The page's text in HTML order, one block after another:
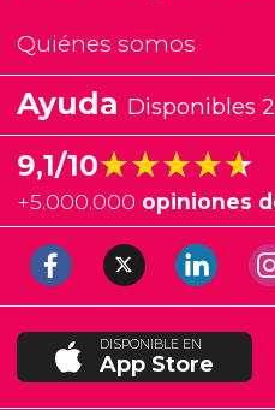
Quiénes somos
Ayuda Disponibles
9,1/10★★★★★
★★★★★
+5.000.000 opiniones
DISPONIBLE EN
App Store